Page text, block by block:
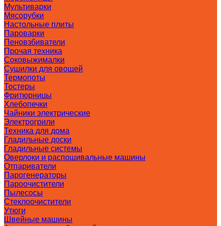
Мультиварки
Мясорубки
Настольные плиты
Пароварки
Пеновзбиватели
Прочая техника
Соковыжималки
Сушилки для овощей
Термопоты
Тостеры
Фритюрницы
Хлебопечки
Чайники электрические
Электрогрили
Техника для дома
Гладильные доски
Гладильные системы
Оверлоки и распошивальные машины
Отпариватели
Парогенераторы
Пароочистители
Пылесосы
Стеклоочистители
Утюги
Швейные машины